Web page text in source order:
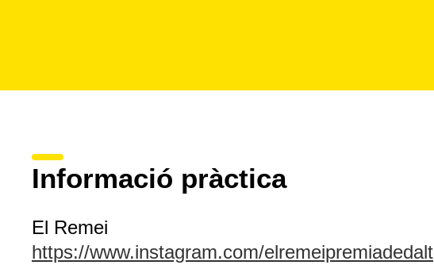
Informació pràctica
El Remei
https://www.instagram.com/elremeipremiadedalt